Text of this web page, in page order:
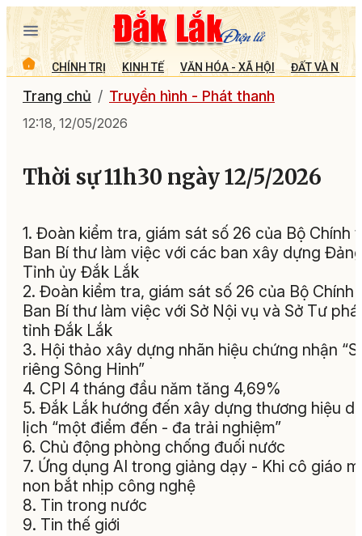
CHÍNH TRỊ KINH TẾ VĂN HÓA - XÃ HỘI ĐẤT VÀ
Trang chủ Truyền hình - Phát thanh
12:18, 12/05/2026
Thời sự 11h30 ngày 12/5/2026
1. Đoàn kiểm tra, giám sát số 26 của Bộ Chính
Ban Bí thư làm việc với các ban xây dựng
Tỉnh ủy Đắk Lắk
2. Đoàn kiểm tra, giám sát số 26 của Bộ Chính
Ban Bí thư làm việc với Sở Nội vụ và Sở Tư
tỉnh Đắk Lắk
3. Hội thảo xây dựng nhãn hiệu chứng nhận
riêng Sông Hinh”
4. CPI 4 tháng đầu năm tăng 4,69%
5. Đắk Lắk hướng đến xây dựng thương hiệu
lịch “một điểm đến - đa trải nghiệm”
6. Chủ động phòng chống đuối nước
7. Ứng dụng AI trong giảng dạy - Khi cô giáo
non bắt nhịp công nghệ
8. Tin trong nước
9. Tin thế giới